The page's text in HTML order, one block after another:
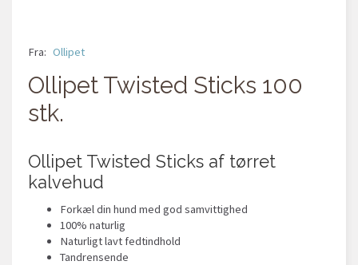
Fra: Ollipet
Ollipet Twisted Sticks 100
stk.
Ollipet Twisted Sticks af tørret
kalvehud
Forkæl din hund med god samvittighed
100% naturlig
Naturligt lavt fedtindhold
Tandrensende